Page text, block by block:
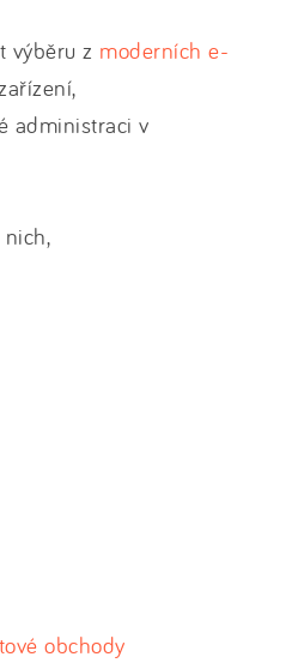
výběru z moderních e-
administraci v
obchody